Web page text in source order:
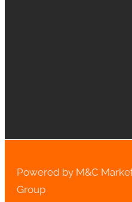
Powered by M&C
Group